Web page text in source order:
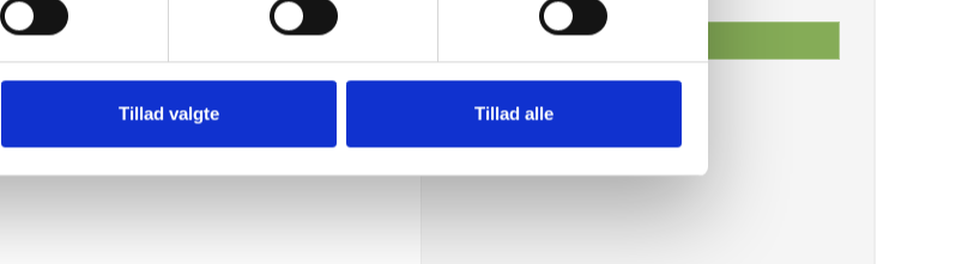
Tillad valgte Tillad alle
System Kit